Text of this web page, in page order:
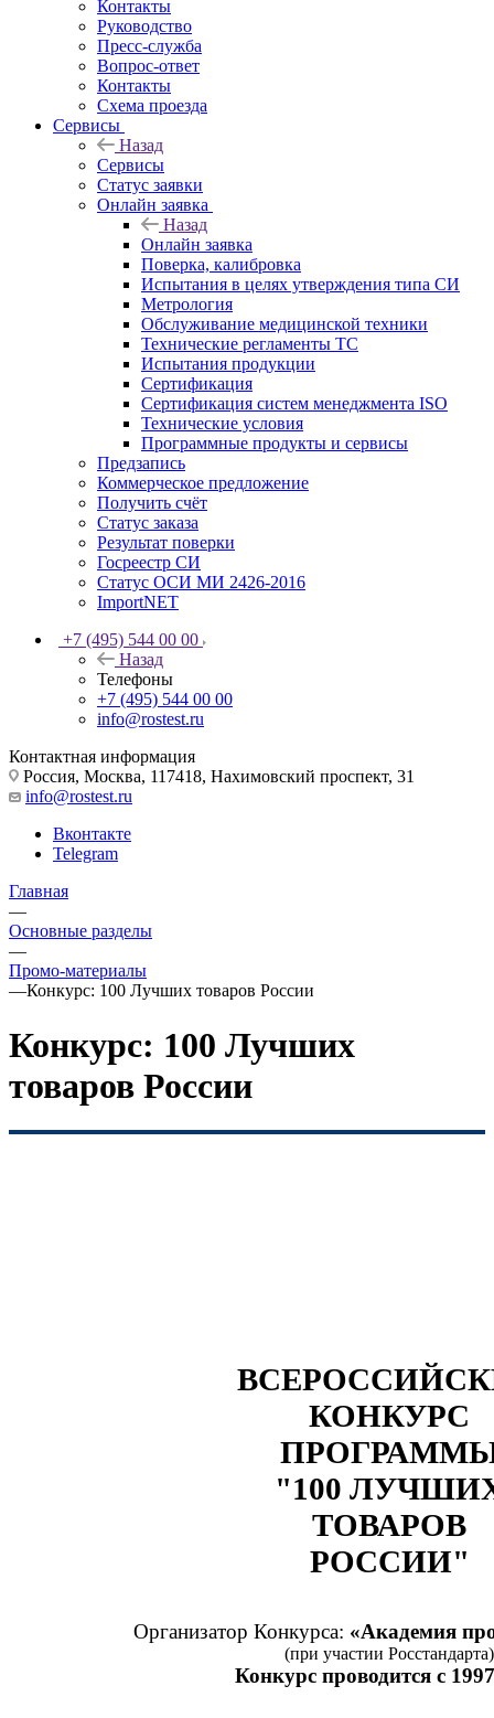
Контакты
Руководство
Пресс-служба
Вопрос-ответ
Контакты
Схема проезда
Сервисы
Назад
Сервисы
Статус заявки
Онлайн заявка
Назад
Онлайн заявка
Поверка, калибровка
Испытания в целях утверждения типа СИ
Метрология
Обслуживание медицинской техники
Технические регламенты ТС
Испытания продукции
Сертификация
Сертификация систем менеджмента ISO
Технические условия
Программные продукты и сервисы
Предзапись
Коммерческое предложение
Получить счёт
Статус заказа
Результат поверки
Госреестр СИ
Статус ОСИ МИ 2426-2016
ImportNET
+7 (495) 544 00 00
Назад
Телефоны
+7 (495) 544 00 00
info@rostest.ru
Контактная информация
Россия, Москва, 117418, Нахимовский проспект, 31
info@rostest.ru
Вконтакте
Telegram
Главная
—
Основные разделы
—
Промо-материалы
—Конкурс: 100 Лучших товаров России
Конкурс: 100 Лучших
товаров России
КОНКУРС
"100
ТОВАРОВ
РОССИИ"
Организатор Конкурса: «Академия
(при участии Росстандарта)
Конкурс проводится с